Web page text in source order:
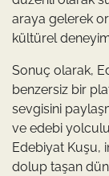
araya gelerek
kültürel
Sonuç olarak,
benzersiz bir
sevgisini
ve edebi
Edebiyat Kuşu,
dolup taşan